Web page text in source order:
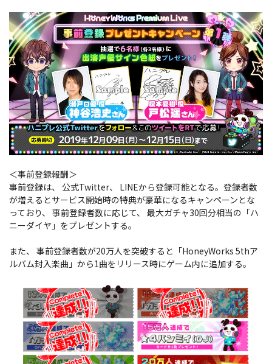
＜事前登録報酬＞
事前登録は、 公式Twitter、 LINEから登録可能となる。登録者数
が増えるとサービス開始時の特典が豪華になるキャンペーンとな
っており、 事前登録者数に応じて、 最大ガチャ30回分相当の「ハ
ニーダイヤ」をプレゼントする。
また、 事前登録者数が20万人を突破すると「HoneyWorks 5thア
ルバム封入楽曲」から1曲をリリース時にゲーム内に追加する。